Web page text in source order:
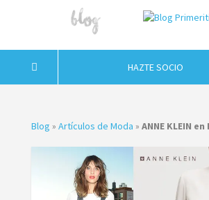
HAZTE SOCIO
Blog » Artículos de Moda » ANNE KLEIN